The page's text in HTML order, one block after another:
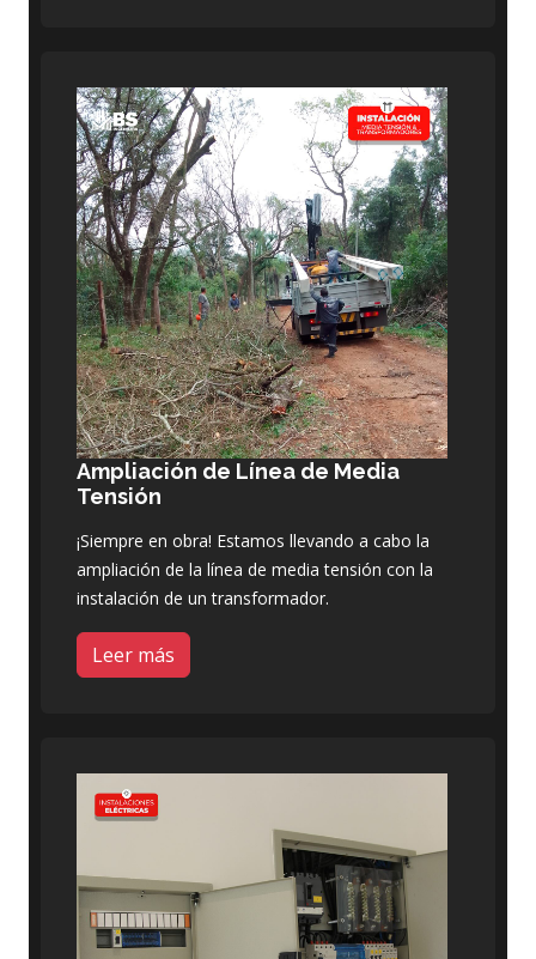
Ampliación de Línea de Media
Tensión
¡Siempre en obra! Estamos llevando a cabo la
ampliación de la línea de media tensión con la
instalación de un transformador.
Leer más